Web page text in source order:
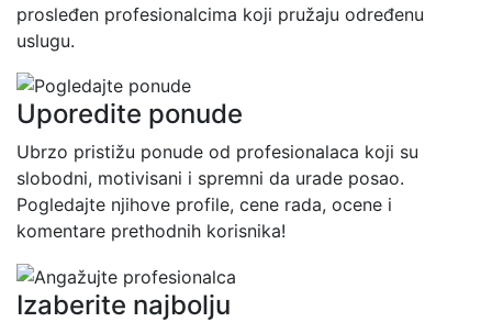
prosleđen profesionalcima koji pružaju određenu
uslugu.
Uporedite ponude
Ubrzo pristižu ponude od profesionalaca koji su
slobodni, motivisani i spremni da urade posao.
Pogledajte njihove profile, cene rada, ocene i
komentare prethodnih korisnika!
Izaberite najbolju